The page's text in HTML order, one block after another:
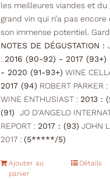
les meilleures viandes et du
grand vin qui n’a pas
son immense potentiel.
NOTES DE DÉGUSTATION :
: 2016 (90-92) - 2017 (93+)
- 2020 (91-93+) WINE
2017 (94) ROBERT PARKER :
WINE ENTHUSIAST : 2013 :
(91)
JO D'ANGELO
REPORT : 2017 : (93) JOHN
2017 : (5*****/5)
Ajouter au
panier
Détails